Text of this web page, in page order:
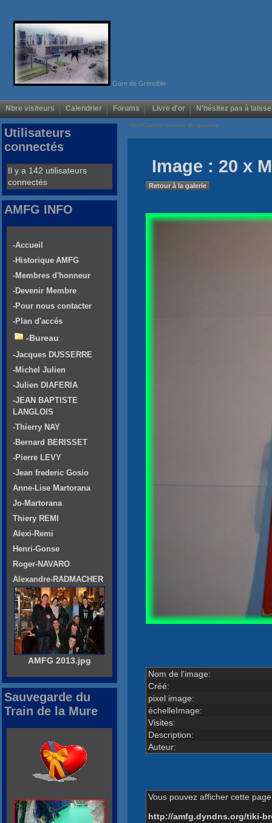
Gare de Grenoble
Nbre visiteurs Calendrier Forums Livre d'or N'hésitez pas à
Voir/Cacher menus de gauche
Image : 20 x
Retour à la galerie
Nom de l'image:
Créé:
pixel image:
échelleImage:
Visites:
Description:
Auteur:
Vous pouvez afficher cette
http://amfg.dyndns.org/tiki-
Utilisateurs
connectés
Il y a 142 utilisateurs
connectés
AMFG INFO
-Accueil
-Historique AMFG
-Membres d'honneur
-Devenir Membre
-Pour nous contacter
-Plan d'accés
-Bureau
-Jacques DUSSERRE
-Michel Julien
-Julien DIAFERIA
-JEAN BAPTISTE
LANGLOIS
-Thierry NAY
-Bernard BERISSET
-Pierre LEVY
-Jean frederic Gosio
Anne-Lise Martorana
Jo-Martorana
Thiery REMI
Alexi-Remi
Henri-Gonse
Roger-NAVARO
Alexandre-RADMACHER
AMFG 2013.jpg
Sauvegarde du
Train de la Mure